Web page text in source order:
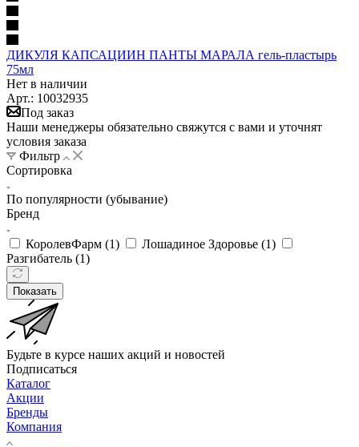
ДИКУЛЯ КАПСАЦИИН ПАНТЫ МАРАЛА гель-пластырь
75мл
Нет в наличии
Арт.: 10032935
Под заказ
Наши менеджеры обязательно свяжутся с вами и уточнят
условия заказа
Фильтр
Сортировка
По популярности (убывание)
Бренд
КоролевФарм (1) Лошадиное Здоровье (1)
Разгибатель (1)
Показать
Будьте в курсе наших акций и новостей
Подписаться
Каталог
Акции
Бренды
Компания